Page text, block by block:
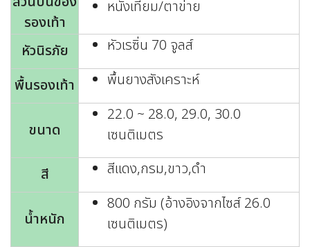
รองเท้า
หนังเทียม/ตาข่าย
หัวนิรภัย
หัวเรซิ่น 70 จูลส์
พื้นรองเท้า
พื้นยางสังเคราะห์
ขนาด
22.0 ~ 28.0, 29.0, 30.0
เซนติเมตร
สี
สีแดง,กรม,ขาว,ดำ
น้ำหนัก
800 กรัม (อ้างอิงจากไซส์ 26.0
เซนติเมตร)